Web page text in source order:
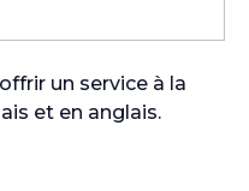
un service à la
et en anglais.